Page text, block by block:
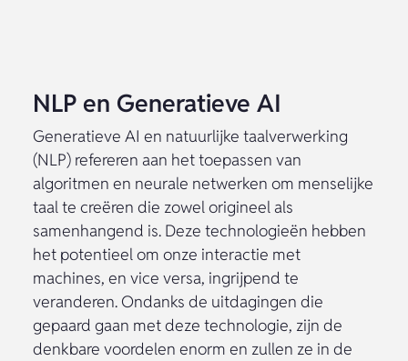
NLP en Generatieve AI
Generatieve AI en natuurlijke taalverwerking
(NLP) refereren aan het toepassen van
algoritmen en neurale netwerken om menselijke
taal te creëren die zowel origineel als
samenhangend is. Deze technologieën hebben
het potentieel om onze interactie met
machines, en vice versa, ingrijpend te
veranderen. Ondanks de uitdagingen die
gepaard gaan met deze technologie, zijn de
denkbare voordelen enorm en zullen ze in de